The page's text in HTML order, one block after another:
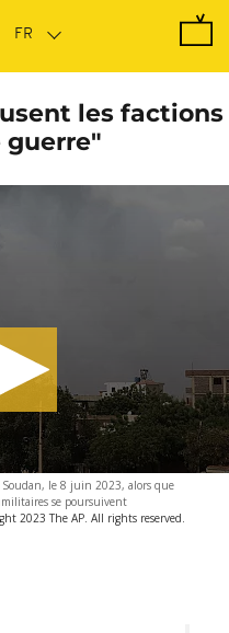
les factions
guerre"
Soudan, le 8 juin 2023, alors que
se poursuivent
2023 The AP. All rights reserved.